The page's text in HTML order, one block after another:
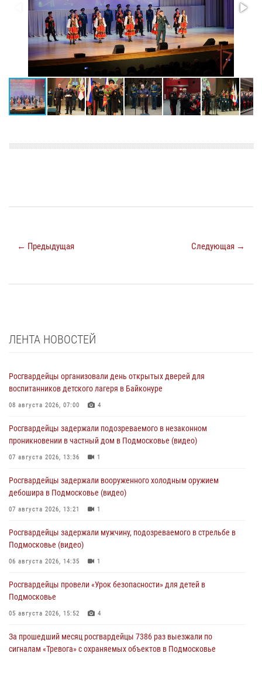
← Предыдущая Следующая →
ЛЕНТА НОВОСТЕЙ
Росгвардейцы организовали день открытых дверей для
воспитанников детского лагеря в Байконуре
08 августа 2026, 07:00 4
Росгвардейцы задержали подозреваемого в незаконном
проникновении в частный дом в Подмосковье (видео)
07 августа 2026, 13:36 1
Росгвардейцы задержали вооруженного холодным оружием
дебошира в Подмосковье (видео)
07 августа 2026, 13:21 1
Росгвардейцы задержали мужчину, подозреваемого в стрельбе в
Подмосковье (видео)
06 августа 2026, 14:35 1
Росгвардейцы провели «Урок безопасности» для детей в
Подмосковье
05 августа 2026, 15:52 4
За прошедший месяц росгвардейцы 7386 раз выезжали по
сигналам «Тревога» с охраняемых объектов в Подмосковье